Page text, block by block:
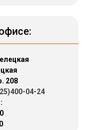
208
04-24